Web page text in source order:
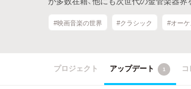
#映画音楽の世界 #クラシック #オー
プロジェクト アップデート 1